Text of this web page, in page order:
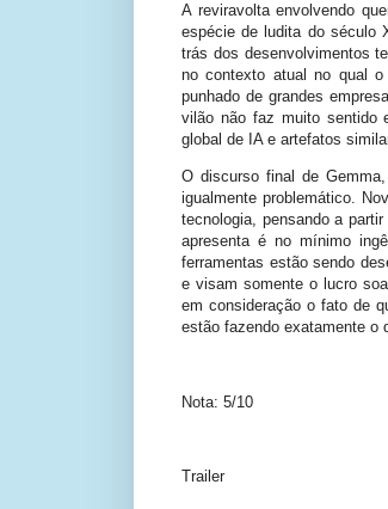
A reviravolta envolvendo
espécie de ludita do século
trás dos desenvolvimentos
no contexto atual no qual
punhado de grandes
vilão não faz muito sentido
global de IA e artefatos
O discurso final de
igualmente problemático.
tecnologia, pensando a
apresenta é no mínimo
ferramentas estão sendo
e visam somente o lucro
em consideração o fato de
estão fazendo exatamente o
Nota: 5/10
Trailer